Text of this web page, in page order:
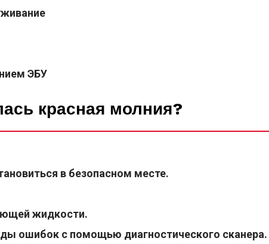
ЭБУ
красная молния?
в безопасном месте.
жидкости.
ошибок с помощью диагностического сканера.